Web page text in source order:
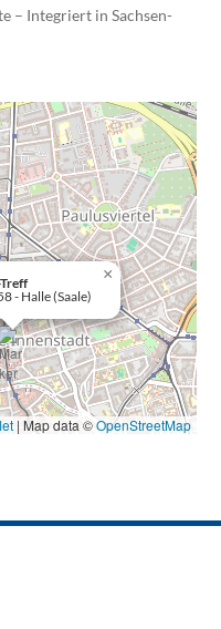
– Integriert in Sachsen-
- Halle (Saale)
×
| Map data ©OpenStreetMap